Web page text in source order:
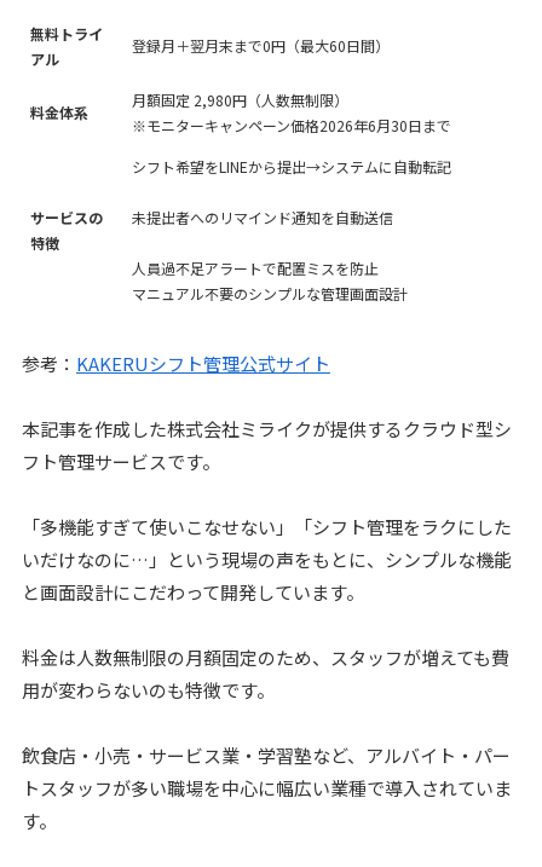
無料トライ
アル
登録月＋翌月末まで0円（最大60日間）
料金体系
月額固定 2,980円（人数無制限）
※モニターキャンペーン価格2026年6月30日まで
サービスの
特徴
シフト希望をLINEから提出→システムに自動転記
未提出者へのリマインド通知を自動送信
人員過不足アラートで配置ミスを防止
マニュアル不要のシンプルな管理画面設計
参考： KAKERUシフト管理公式サイト
本記事を作成した株式会社ミライクが提供するクラウド型シ
フト管理サービスです。
「多機能すぎて使いこなせない」「シフト管理をラクにした
いだけなのに…」という現場の声をもとに、シンプルな機能
と画面設計にこだわって開発しています。
料金は人数無制限の月額固定のため、スタッフが増えても費
用が変わらないのも特徴です。
飲食店・小売・サービス業・学習塾など、アルバイト・パー
トスタッフが多い職場を中心に幅広い業種で導入されていま
す。